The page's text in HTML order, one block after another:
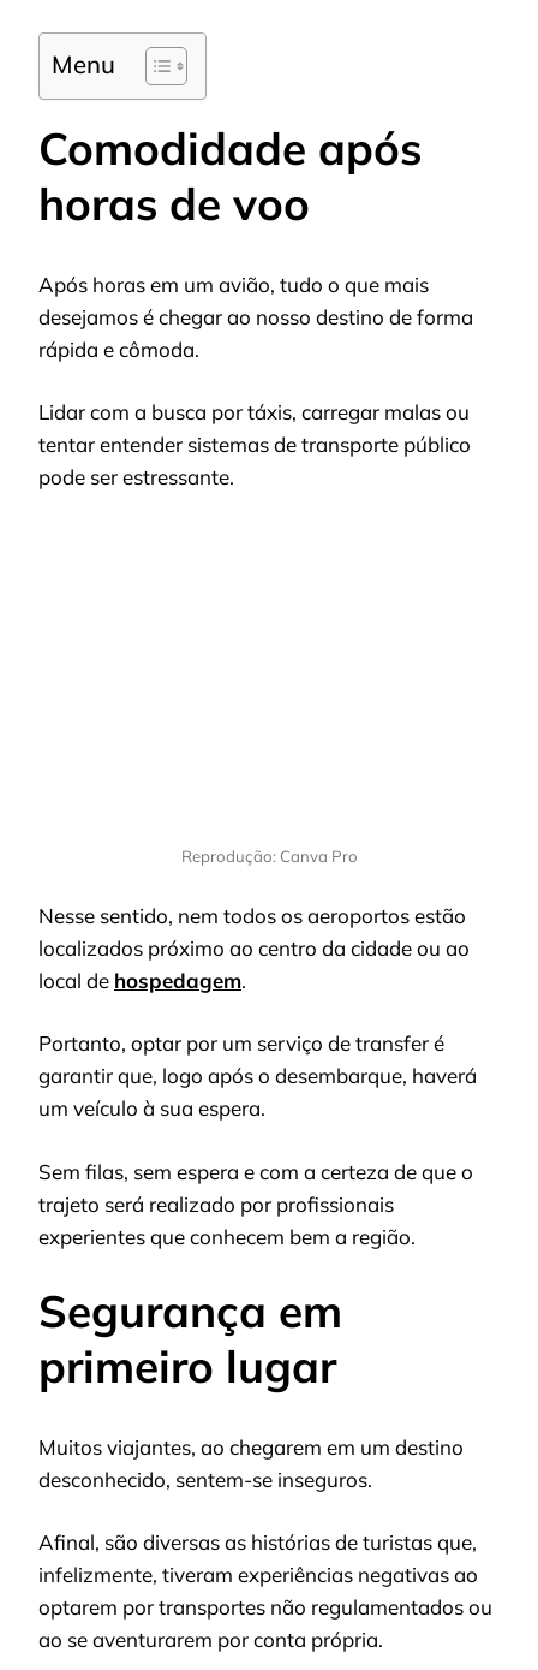
Menu
Comodidade após
horas de voo
Após horas em um avião, tudo o que mais
desejamos é chegar ao nosso destino de forma
rápida e cômoda.
Lidar com a busca por táxis, carregar malas ou
tentar entender sistemas de transporte público
pode ser estressante.
Reprodução: Canva Pro
Nesse sentido, nem todos os aeroportos estão
localizados próximo ao centro da cidade ou ao
local de hospedagem.
Portanto, optar por um serviço de transfer é
garantir que, logo após o desembarque, haverá
um veículo à sua espera.
Sem filas, sem espera e com a certeza de que o
trajeto será realizado por profissionais
experientes que conhecem bem a região.
Segurança em
primeiro lugar
Muitos viajantes, ao chegarem em um destino
desconhecido, sentem-se inseguros.
Afinal, são diversas as histórias de turistas que,
infelizmente, tiveram experiências negativas ao
optarem por transportes não regulamentados ou
ao se aventurarem por conta própria.